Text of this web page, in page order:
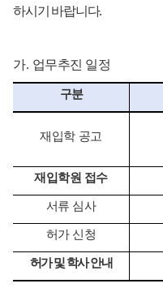
하시기 바랍니다.
가. 업무추진 일정
구 분
재입학 공고
재입학원 접수
서류 심사
허가 신청
허가 및 학사 안내